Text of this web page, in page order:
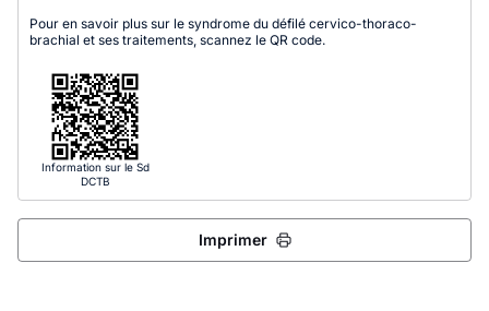
Pour en savoir plus sur le syndrome du défilé cervico-thoraco-
brachial et ses traitements, scannez le QR code.
Information sur le Sd
DCTB
Imprimer